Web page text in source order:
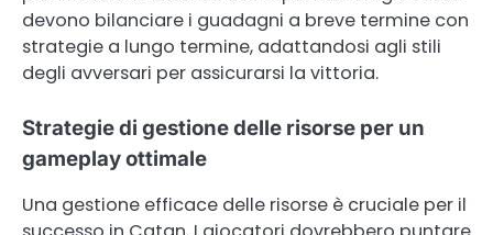
devono bilanciare i guadagni a breve termine con
strategie a lungo termine, adattandosi agli stili
degli avversari per assicurarsi la vittoria.
Strategie di gestione delle risorse per un
gameplay ottimale
Una gestione efficace delle risorse è cruciale per il